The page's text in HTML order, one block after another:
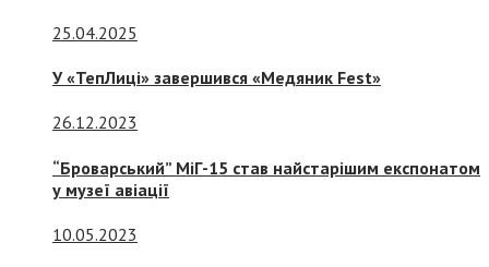
25.04.2025
У «ТепЛиці» завершився «Медяник Fest»
26.12.2023
“Броварський” МіГ-15 став найстарішим експонатом
у музеї авіації
10.05.2023